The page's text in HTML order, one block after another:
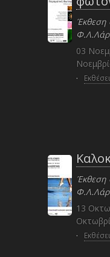
Έκθεση
03
·
Έκθεση
13
·